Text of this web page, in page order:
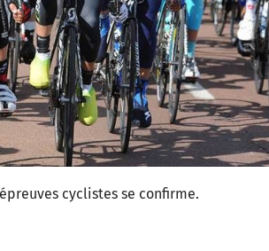
cyclistes se confirme.